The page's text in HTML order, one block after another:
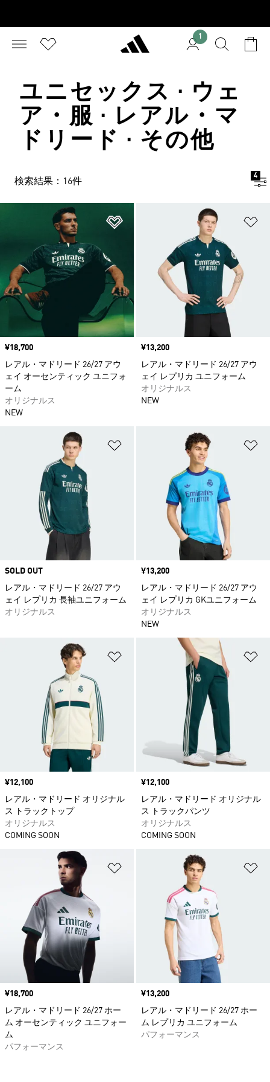
1
ユニセックス · ウェ
ア・服 · レアル・マ
ドリード · その他
検索結果：16件
4
ほしいものリストに追加
価格
¥18,700
レアル・マドリード 26/27 アウ
ェイ オーセンティック ユニフォ
ーム
オリジナルス
NEW
価格
¥13,200
レアル・マドリード 26/27 アウ
ェイ レプリカ ユニフォーム
オリジナルス
NEW
ほしいものリストに追加
SOLD OUT
レアル・マドリード 26/27 アウ
ェイ レプリカ 長袖ユニフォーム
オリジナルス
価格
¥13,200
レアル・マドリード 26/27 アウ
ェイ レプリカ GKユニフォーム
オリジナルス
NEW
ほしいものリストに追加
価格
¥12,100
レアル・マドリード オリジナル
ス トラックトップ
オリジナルス
COMING SOON
価格
¥12,100
レアル・マドリード オリジナル
ス トラックパンツ
オリジナルス
COMING SOON
ほしいものリストに追加
価格
¥18,700
レアル・マドリード 26/27 ホー
ム オーセンティック ユニフォー
ム
パフォーマンス
価格
¥13,200
レアル・マドリード 26/27 ホー
ム レプリカ ユニフォーム
パフォーマンス